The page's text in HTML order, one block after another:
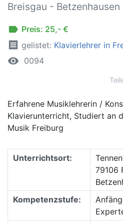
Breisgau - Betzenhausen
label Preis: 25,- €
receipt gelistet: Klavierlehrer in
remove_red_eye 0094
Erfahrene Musiklehrerin /
Klavierunterricht, Studiert an
Musik Freiburg
Unterrichtsort:
79106
Kompetenzstufe: